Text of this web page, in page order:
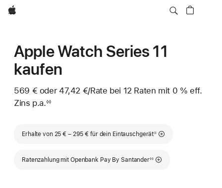
Apple
Apple Watch Series 11
kaufen
569 € oder 47,42 €/Rate pro
bei 12 Raten Raten
mit 0 % eff.
Zins p.a.eff.
◊◊
Erhalte von 25 € – 295 € für dein Eintauschgerät
Fußnote
①
Ratenzahlung mit Openbank Pay By Santander
Fußnote
◊◊